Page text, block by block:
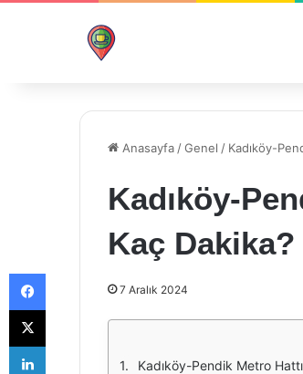
Anasayfa /Genel / Kadıköy-
Kadıköy-
Kaç Dakika?
7 Aralık 2024
Kadıköy-Pendik Metro
Facebook
X
LinkedIn